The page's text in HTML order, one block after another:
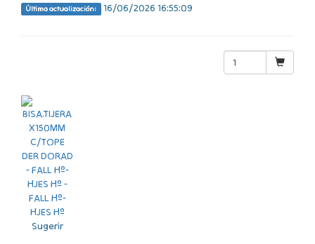
Última actualización: 16/06/2026 16:55:09
Sugerir